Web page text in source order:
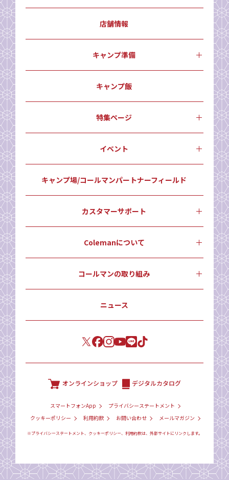
店舗情報
キャンプ準備
キャンプ飯
特集ページ
イベント
キャンプ場/コールマンパートナーフィールド
カスタマーサポート
Colemanについて
コールマンの取り組み
ニュース
オンラインショップ デジタルカタログ
スマートフォンApp
プライバシーステートメント
クッキーポリシー
利用約款 お問い合わせ メールマガジン
※プライバシーステートメント、クッキーポリシー、利用約款は、外部サイトにリンクします。